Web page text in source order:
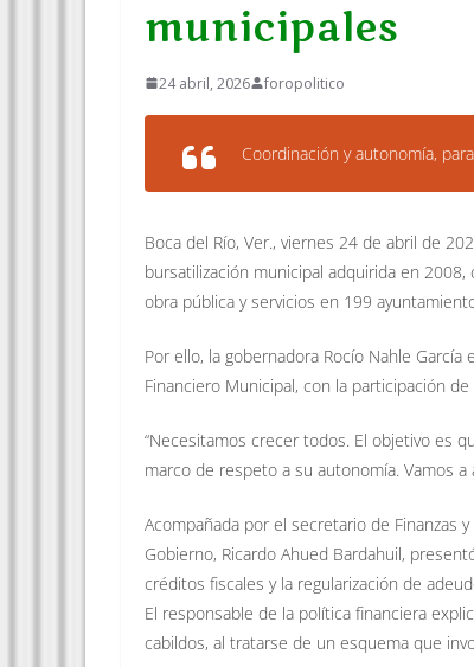
municipales
24 abril, 2026 foropolitico
Coordinación y autonomía,
Boca del Río, Ver., viernes 24 de abril de
bursatilización municipal adquirida en
obra pública y servicios en 199
Por ello, la gobernadora Rocío Nahle
Financiero Municipal, con la participación
“Necesitamos crecer todos. El objetivo es
marco de respeto a su autonomía. Vamos
Acompañada por el secretario de Finanzas
Gobierno, Ricardo Ahued Bardahuil,
créditos fiscales y la regularización de
El responsable de la política financiera
cabildos, al tratarse de un esquema que